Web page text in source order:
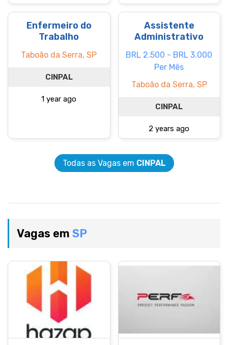
Enfermeiro do
Trabalho
Taboão da Serra, SP
CINPAL
1 year ago
Assistente
Administrativo
BRL 2.500 - BRL 3.000
Per Mês
Taboão da Serra, SP
CINPAL
2 years ago
Todas as Vagas em CINPAL
Vagas em SP